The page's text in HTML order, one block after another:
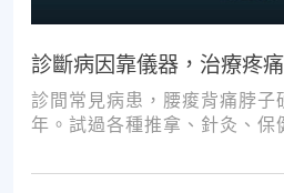
診斷病因靠儀器，治療疼
診間常見病患，腰痠背痛脖子
年。試過各種推拿、針灸、保